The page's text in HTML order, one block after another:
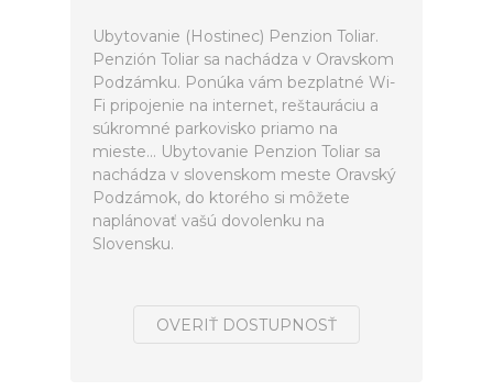
Ubytovanie (Hostinec) Penzion Toliar.
Penzión Toliar sa nachádza v Oravskom
Podzámku. Ponúka vám bezplatné Wi-
Fi pripojenie na internet, reštauráciu a
súkromné parkovisko priamo na
mieste... Ubytovanie Penzion Toliar sa
nachádza v slovenskom meste Oravský
Podzámok, do ktorého si môžete
naplánovať vašú dovolenku na
Slovensku.
OVERIŤ DOSTUPNOSŤ